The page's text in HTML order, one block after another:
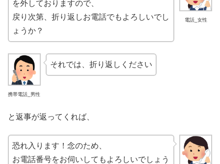
電話_女性
を外しておりますので、
戻り次第、折り返しお電話でもよろしいでし
ょうか？
携帯電話_男性
それでは、折り返しください
と返事が返ってくれば、
恐れ入ります！念のため、
お電話番号をお伺いしてもよろしいでしょう